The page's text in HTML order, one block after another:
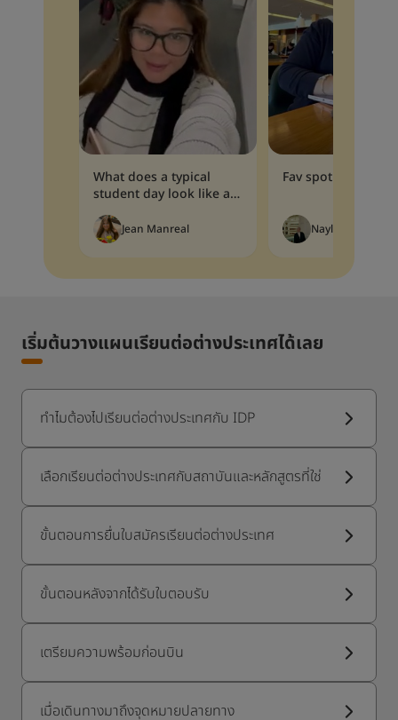
What does a typical
student day look like at
CQU?
Jean Manreal
Fav spot in campus
Nayla Hafeeza
เริ่มต้นวางแผนเรียนต่อต่างประเทศได้เลย​
ทำไมต้องไปเรียนต่อต่างประเทศกับ IDP
เลือกเรียนต่อต่างประเทศกับสถาบันและหลักสูตรที่ใช่​
ขั้นตอนการยื่นใบสมัครเรียนต่อต่างประเทศ
ขั้นตอนหลังจากได้รับใบตอบรับ
เตรียมความพร้อมก่อนบิน
เมื่อเดินทางมาถึงจุดหมายปลายทาง